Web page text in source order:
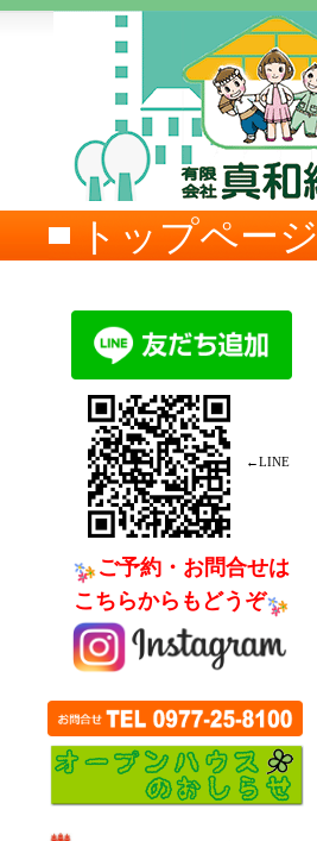
トップページ
←LINE
ご予約・お問合せは
こちらからもどうぞ